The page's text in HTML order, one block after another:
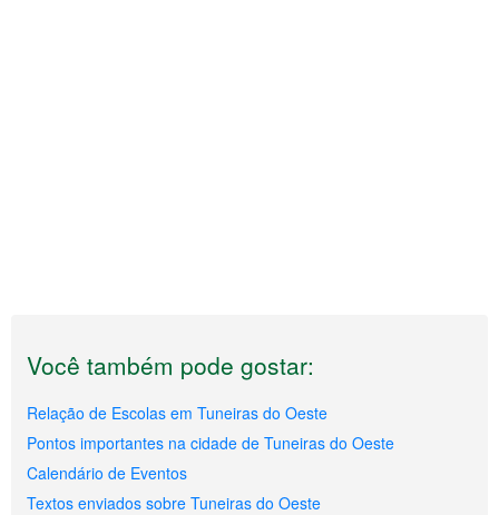
Você também pode gostar:
Relação de Escolas em Tuneiras do Oeste
Pontos importantes na cidade de Tuneiras do Oeste
Calendário de Eventos
Textos enviados sobre Tuneiras do Oeste